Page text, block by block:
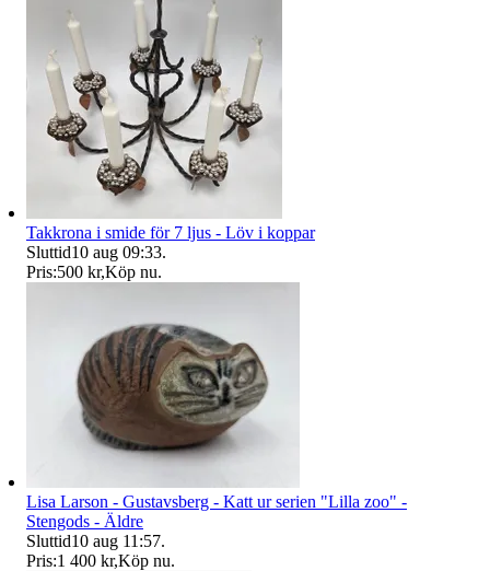
Takkrona i smide för 7 ljus - Löv i koppar
Sluttid10 aug 09:33.
Pris:500 kr,Köp nu.
Lisa Larson - Gustavsberg - Katt ur serien "Lilla zoo" -
Stengods - Äldre
Sluttid10 aug 11:57.
Pris:1 400 kr,Köp nu.